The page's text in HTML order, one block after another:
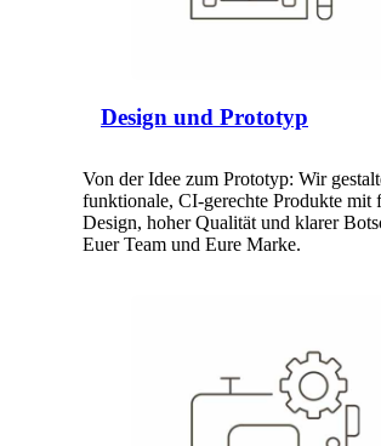
Design und Prototyp
Von der Idee zum Prototyp: Wir
funktionale, CI-gerechte Produkte mit
Design, hoher Qualität und klarer
Euer Team und Eure Marke.